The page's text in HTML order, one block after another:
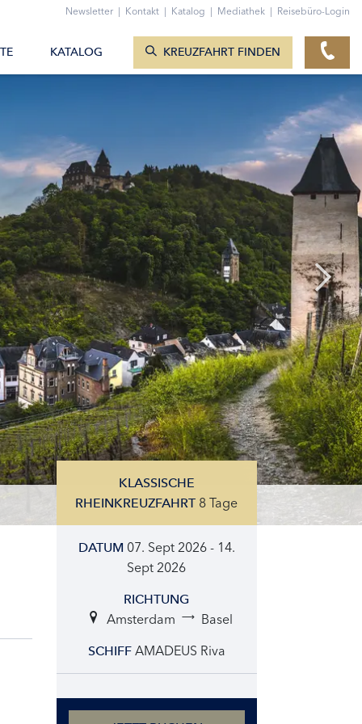
KLASSISCHE
RHEINKREUZFAHRT 8 Tage
DATUM 07. Sept 2026 - 14.
Sept 2026
RICHTUNG
Amsterdam Basel
SCHIFF AMADEUS Riva
Newsletter | Kontakt | Katalog | Mediathek | Reisebüro-Login
KATALOG KREUZFAHRT FINDEN
ZUM KONTAKTFORMULAR